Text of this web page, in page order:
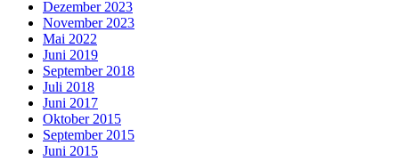
Dezember 2023
November 2023
Mai 2022
Juni 2019
September 2018
Juli 2018
Juni 2017
Oktober 2015
September 2015
Juni 2015